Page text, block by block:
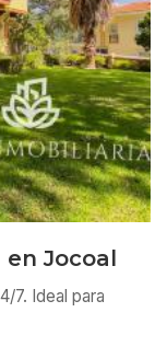
en Jocoal
7. Ideal para